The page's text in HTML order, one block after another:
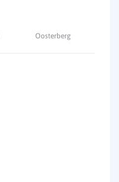
Oosterberg